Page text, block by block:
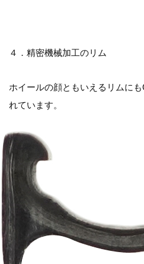
４．精密機械加工のリム
ホイールの顔ともいえるリムに
れています。